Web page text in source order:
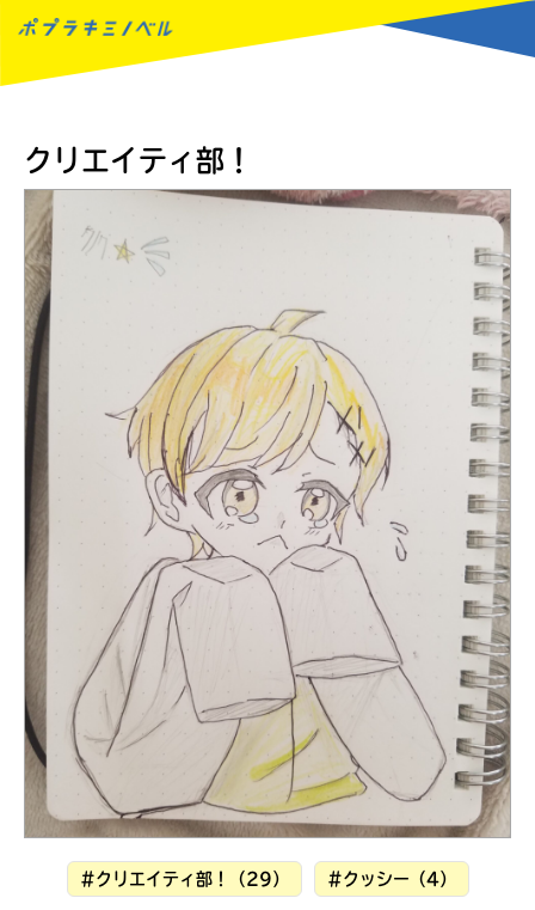
読みたい本が
見つかる
本を飛び出して
みんなとおしゃべり
できる掲示板
クリエイティ部！
#クリエイティ部！（29） #クッシー（4）